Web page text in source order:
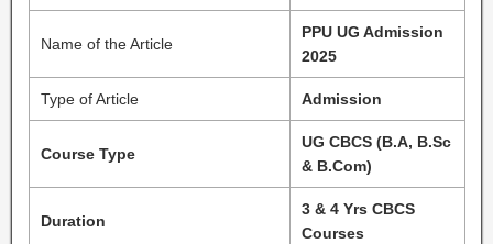
Name of the Article
PPU UG Admission
2025
Type of Article Admission
Course Type
UG CBCS (B.A, B.Sc
& B.Com)
Duration
3 & 4 Yrs CBCS
Courses